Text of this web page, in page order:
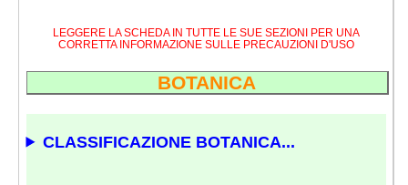
LEGGERE LA SCHEDA IN TUTTE LE SUE SEZIONI PER UNA
CORRETTA INFORMAZIONE SULLE PRECAUZIONI D'USO
BOTANICA
CLASSIFICAZIONE BOTANICA...